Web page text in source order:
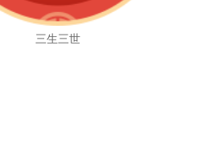
三生三世